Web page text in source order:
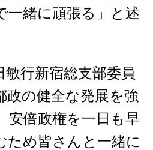
一緒に頑張る」と述
行新宿総支部委員
政の健全な発展を強
安倍政権を一日も早
ため皆さんと一緒に